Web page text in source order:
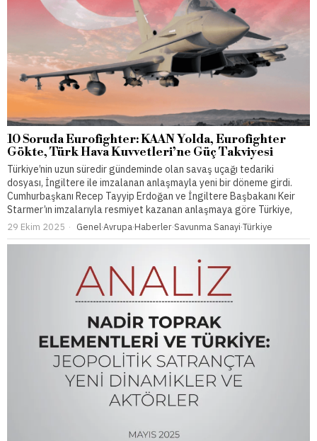
10 Soruda Eurofighter: KAAN Yolda, Eurofighter
Gökte, Türk Hava Kuvvetleri’ne Güç Takviyesi
Türkiye’nin uzun süredir gündeminde olan savaş uçağı tedariki
dosyası, İngiltere ile imzalanan anlaşmayla yeni bir döneme girdi.
Cumhurbaşkanı Recep Tayyip Erdoğan ve İngiltere Başbakanı Keir
Starmer’ın imzalarıyla resmiyet kazanan anlaşmaya göre Türkiye,
29 Ekim 2025 Genel·Avrupa·Haberler·Savunma Sanayi·Türkiye